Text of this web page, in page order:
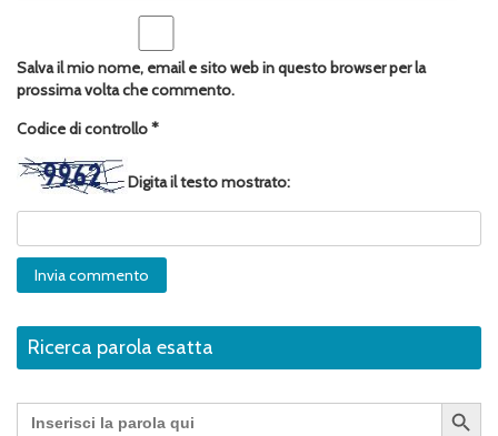
Salva il mio nome, email e sito web in questo browser per la
prossima volta che commento.
Codice di controllo*
Digita il testo mostrato:
Ricerca parola esatta
Search
for:
Search Button